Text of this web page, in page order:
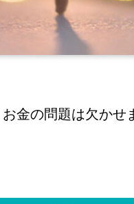
金の問題は欠かせ